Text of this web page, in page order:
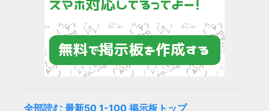
全部読む 最新50 1-100 掲示板トップ